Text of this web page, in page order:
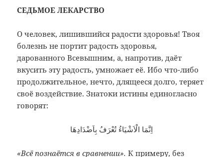
СЕДЬМОЕ ЛЕКАРСТВО
О человек, лишившийся радости здоровья! Твоя
болезнь не портит радость здоровья,
дарованного Всевышним, а, напротив, даёт
вкусить эту радость, умножает её. Ибо что-либо
продолжительное, нечто, длящееся долго, теряет
своё воздействие. Знатоки истины единогласно
говорят:
اِنَّمَا الْاَشْيَاءُ تُعْرَفُ بِاَضْدَادِهَا
«Всё познаётся в сравнении». К примеру, без